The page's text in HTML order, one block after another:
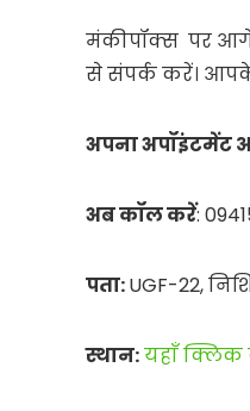
मंकीपॉक्स पर
से संपर्क करें।
अपना अपॉइंटमेंट
अब कॉल करें:
पता:UGF-22,
स्थान:यहाँ